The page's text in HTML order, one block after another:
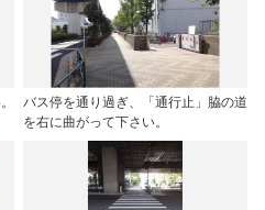
バス停を通り過ぎ、「通行止」脇の道
を右に曲がって下さい。